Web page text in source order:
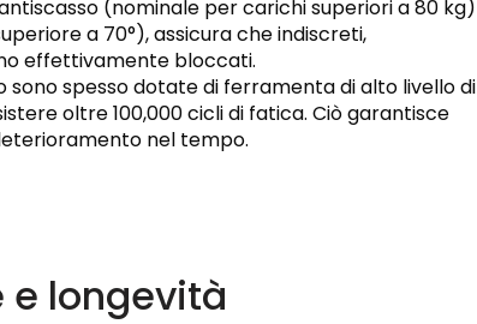
(nominale per carichi superiori a 80 kg)
a 70°), assicura che indiscreti,
effettivamente bloccati.
sono spesso dotate di ferramenta di alto livello di
oltre 100,000 cicli di fatica. Ciò garantisce
nel tempo.
e longevità